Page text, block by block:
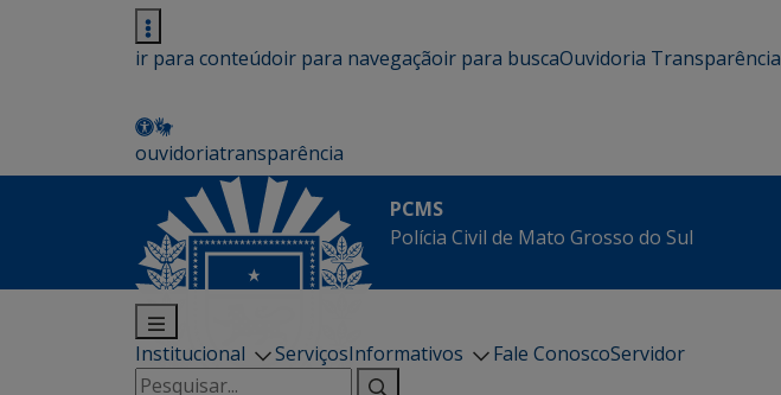
ir para conteúdoir para navegaçãoir para buscaOuvidoria Transparência
ouvidoriatransparência
PCMS
Polícia Civil de Mato Grosso do Sul
Institucional ServiçosInformativos Fale ConoscoServidor
Pesquisar